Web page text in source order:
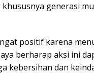
generasi
positif karena
berharap aksi ini
kebersihan dan